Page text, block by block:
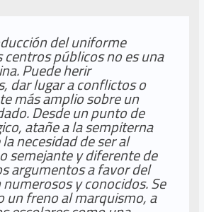
del uniforme
centros públicos no es una
Puede herir
dar lugar a conflictos o
más amplio sobre un
Desde un punto de
atañe a la sempiterna
necesidad de ser al
semejante y diferente de
argumentos a favor del
y conocidos. Se
un freno al marquismo, a